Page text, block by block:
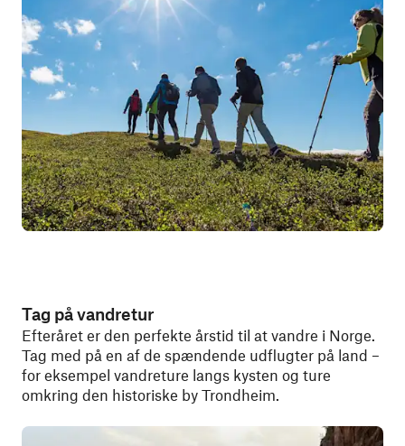
Tag på vandretur
Efteråret er den perfekte årstid til at vandre i Norge.
Tag med på en af de spændende udflugter på land –
for eksempel vandreture langs kysten og ture
omkring den historiske by Trondheim.